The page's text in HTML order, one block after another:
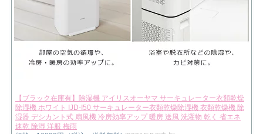
【ブラック在庫有】除湿機 アイリスオーヤマ サーキュレーター衣類乾燥
除湿機 ホワイト IJD-I50 サーキュレーター衣類乾燥除湿機 衣類乾燥機 除
湿器 デシカント式 扇風機 冷房効率アップ 暖房 送風 洗濯物 乾く 省エネ
速乾 除湿 洋服 梅雨